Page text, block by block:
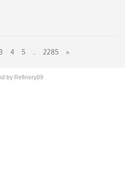
3 4 5 2285 »
by Refinery89